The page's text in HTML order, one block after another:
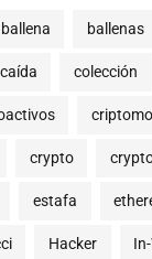
ballena ballenas
caída colección
crypto
estafa
Hacker